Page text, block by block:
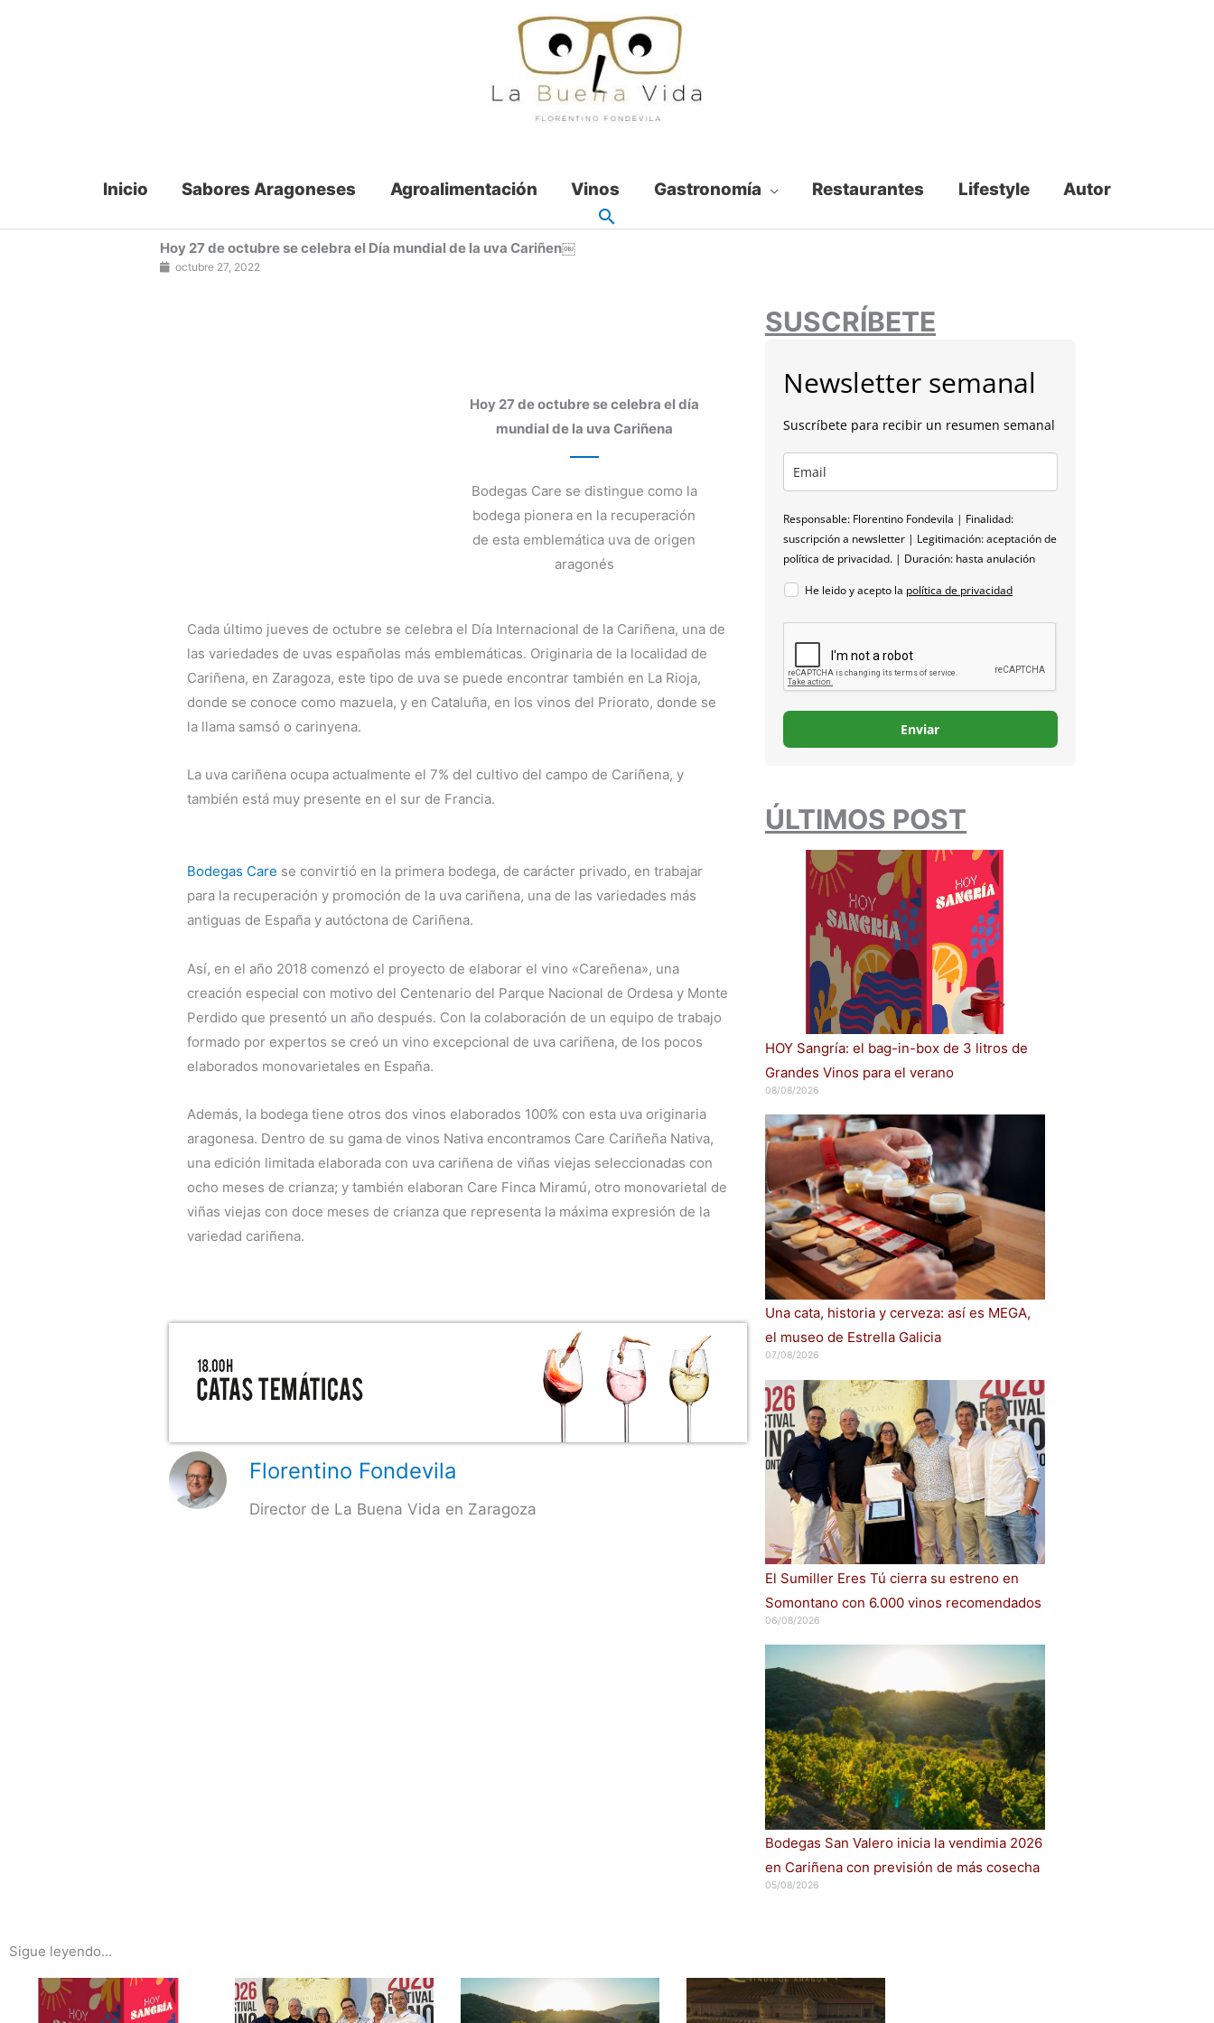
Inicio Sabores Aragoneses Agroalimentación Vinos Gastronomía Restaurantes Lifestyle Autor
Hoy 27 de octubre se celebra el Día mundial de la uva Cariñen￼
octubre 27, 2022
Hoy 27 de octubre se celebra el día
mundial de la uva Cariñena
Bodegas Care se distingue como la
bodega pionera en la recuperación
de esta emblemática uva de origen
aragonés
Cada último jueves de octubre se celebra el Día Internacional de la Cariñena, una de
las variedades de uvas españolas más emblemáticas. Originaria de la localidad de
Cariñena, en Zaragoza, este tipo de uva se puede encontrar también en La Rioja,
donde se conoce como mazuela, y en Cataluña, en los vinos del Priorato, donde se
la llama samsó o carinyena.
La uva cariñena ocupa actualmente el 7% del cultivo del campo de Cariñena, y
también está muy presente en el sur de Francia.
Bodegas Care se convirtió en la primera bodega, de carácter privado, en trabajar
para la recuperación y promoción de la uva cariñena, una de las variedades más
antiguas de España y autóctona de Cariñena.
Así, en el año 2018 comenzó el proyecto de elaborar el vino «Careñena», una
creación especial con motivo del Centenario del Parque Nacional de Ordesa y Monte
Perdido que presentó un año después. Con la colaboración de un equipo de trabajo
formado por expertos se creó un vino excepcional de uva cariñena, de los pocos
elaborados monovarietales en España.
Además, la bodega tiene otros dos vinos elaborados 100% con esta uva originaria
aragonesa. Dentro de su gama de vinos Nativa encontramos Care Cariñeña Nativa,
una edición limitada elaborada con uva cariñena de viñas viejas seleccionadas con
ocho meses de crianza; y también elaboran Care Finca Miramú, otro monovarietal de
viñas viejas con doce meses de crianza que representa la máxima expresión de la
variedad cariñena.
Florentino Fondevila
Director de La Buena Vida en Zaragoza
SUSCRÍBETE
Newsletter semanal
Suscríbete para recibir un resumen semanal
Responsable: Florentino Fondevila | Finalidad:
suscripción a newsletter | Legitimación: aceptación de
política de privacidad. | Duración: hasta anulación
He leido y acepto la política de privacidad
Enviar
ÚLTIMOS POST
HOY Sangría: el bag-in-box de 3 litros de
Grandes Vinos para el verano
08/08/2026
Una cata, historia y cerveza: así es MEGA,
el museo de Estrella Galicia
07/08/2026
El Sumiller Eres Tú cierra su estreno en
Somontano con 6.000 vinos recomendados
06/08/2026
Bodegas San Valero inicia la vendimia 2026
en Cariñena con previsión de más cosecha
05/08/2026
Sigue leyendo...